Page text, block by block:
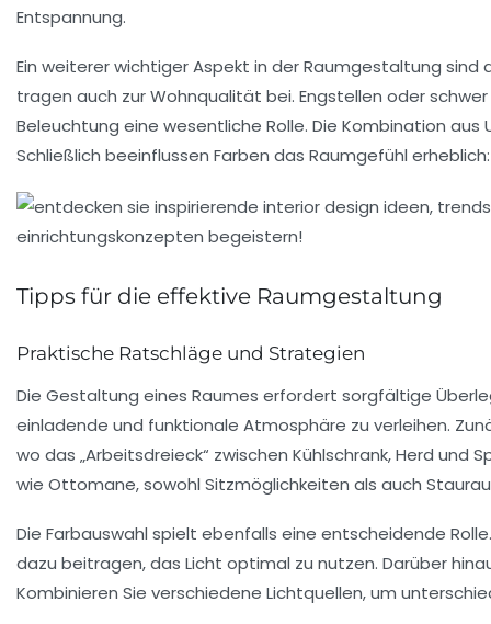
Entspannung.
Ein weiterer wichtiger Aspekt in der Raumgestaltung sind
tragen auch zur Wohnqualität bei. Engstellen oder
Beleuchtung eine wesentliche Rolle. Die Kombination aus
Schließlich beeinflussen Farben das Raumgefühl
Tipps für die effektive Raumgestaltung
Praktische Ratschläge und Strategien
Die Gestaltung eines Raumes erfordert sorgfältige
einladende und funktionale Atmosphäre zu verleihen.
wo das „Arbeitsdreieck“ zwischen Kühlschrank, Herd
wie Ottomane, sowohl Sitzmöglichkeiten als auch
Die Farbauswahl spielt ebenfalls eine entscheidende
dazu beitragen, das Licht optimal zu nutzen. Darüber
Kombinieren Sie verschiedene Lichtquellen, um